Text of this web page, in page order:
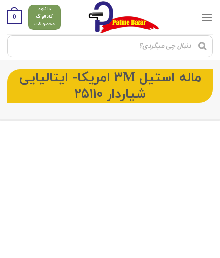
دانلود
کاتالوگ
محصولات
0
ماله استیل ۳M امریکا- ایتالیایی
شیاردار ۲۵۱۱۰